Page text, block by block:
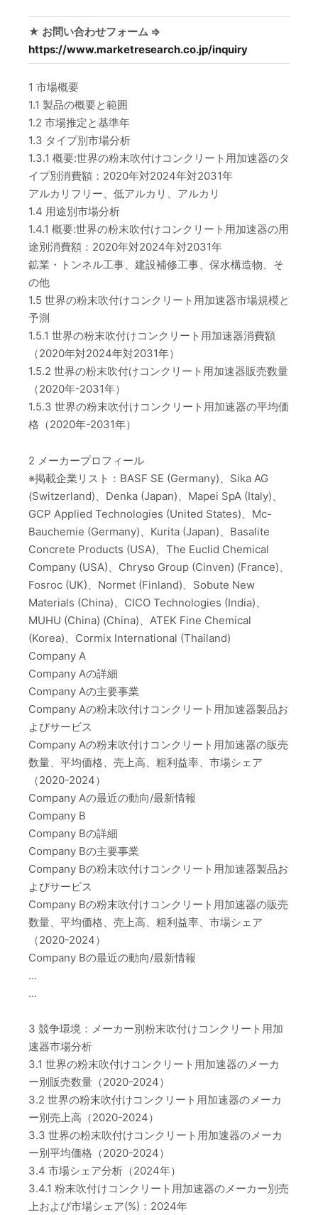
★ お問い合わせフォーム ⇒
https://www.marketresearch.co.jp/inquiry
1 市場概要
1.1 製品の概要と範囲
1.2 市場推定と基準年
1.3 タイプ別市場分析
1.3.1 概要:世界の粉末吹付けコンクリート用加速器のタ
イプ別消費額：2020年対2024年対2031年
アルカリフリー、低アルカリ、アルカリ
1.4 用途別市場分析
1.4.1 概要:世界の粉末吹付けコンクリート用加速器の用
途別消費額：2020年対2024年対2031年
鉱業・トンネル工事、建設補修工事、保水構造物、そ
の他
1.5 世界の粉末吹付けコンクリート用加速器市場規模と
予測
1.5.1 世界の粉末吹付けコンクリート用加速器消費額
（2020年対2024年対2031年）
1.5.2 世界の粉末吹付けコンクリート用加速器販売数量
（2020年-2031年）
1.5.3 世界の粉末吹付けコンクリート用加速器の平均価
格（2020年-2031年）
2 メーカープロフィール
※掲載企業リスト：BASF SE (Germany)、Sika AG
(Switzerland)、Denka (Japan)、Mapei SpA (Italy)、
GCP Applied Technologies (United States)、Mc-
Bauchemie (Germany)、Kurita (Japan)、Basalite
Concrete Products (USA)、The Euclid Chemical
Company (USA)、Chryso Group (Cinven) (France)、
Fosroc (UK)、Normet (Finland)、Sobute New
Materials (China)、CICO Technologies (India)、
MUHU (China) (China)、ATEK Fine Chemical
(Korea)、Cormix International (Thailand)
Company A
Company Aの詳細
Company Aの主要事業
Company Aの粉末吹付けコンクリート用加速器製品お
よびサービス
Company Aの粉末吹付けコンクリート用加速器の販売
数量、平均価格、売上高、粗利益率、市場シェア
（2020-2024）
Company Aの最近の動向/最新情報
Company B
Company Bの詳細
Company Bの主要事業
Company Bの粉末吹付けコンクリート用加速器製品お
よびサービス
Company Bの粉末吹付けコンクリート用加速器の販売
数量、平均価格、売上高、粗利益率、市場シェア
（2020-2024）
Company Bの最近の動向/最新情報
…
…
3 競争環境：メーカー別粉末吹付けコンクリート用加
速器市場分析
3.1 世界の粉末吹付けコンクリート用加速器のメーカ
ー別販売数量（2020-2024）
3.2 世界の粉末吹付けコンクリート用加速器のメーカ
ー別売上高（2020-2024）
3.3 世界の粉末吹付けコンクリート用加速器のメーカ
ー別平均価格（2020-2024）
3.4 市場シェア分析（2024年）
3.4.1 粉末吹付けコンクリート用加速器のメーカー別売
上および市場シェア(%)：2024年